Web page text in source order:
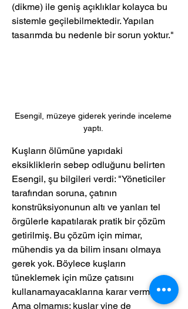
(dikme) ile geniş açıklıklar kolayca bu
sistemle geçilebilmektedir. Yapılan
tasarımda bu nedenle bir sorun yoktur."
Esengil, müzeye giderek yerinde inceleme
yaptı.
Kuşların ölümüne yapıdaki
eksikliklerin sebep odluğunu belirten
Esengil, şu bilgileri verdi: "Yöneticiler
tarafından soruna, çatının
konstrüksiyonunun altı ve yanları tel
örgülerle kapatılarak pratik bir çözüm
getirilmiş. Bu çözüm için mimar,
mühendis ya da bilim insanı olmaya
gerek yok. Böylece kuşların
tüneklemek için müze çatısını
kullanamayacaklarına karar vermişler.
Ama olmamış; kuşlar yine de